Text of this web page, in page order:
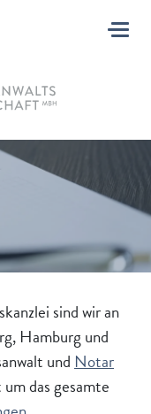
sind wir an
Hamburg und
und Notar
das gesamte